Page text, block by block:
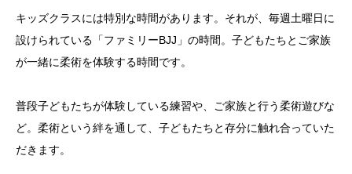
キッズクラスには特別な時間があります。それが、毎週土曜日に
設けられている「ファミリーBJJ」の時間。子どもたちとご家族
が一緒に柔術を体験する時間です。
普段子どもたちが体験している練習や、ご家族と行う柔術遊びな
ど。柔術という絆を通して、子どもたちと存分に触れ合っていた
だきます。